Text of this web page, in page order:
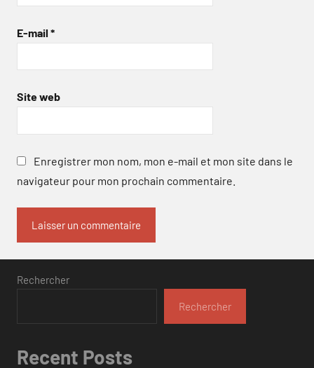
E-mail *
Site web
Enregistrer mon nom, mon e-mail et mon site dans le
navigateur pour mon prochain commentaire.
Rechercher
Rechercher
Recent Posts